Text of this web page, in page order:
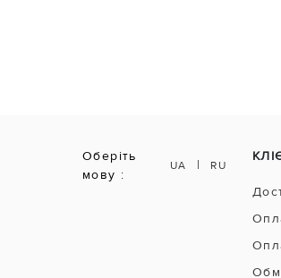
Оберіть
мову :
UA | RU